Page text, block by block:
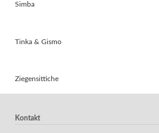
Simba
Tinka & Gismo
Ziegensittiche
Kontakt